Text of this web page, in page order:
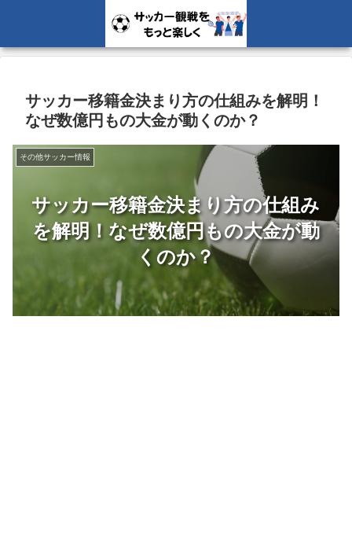
サッカー移籍金決まり方の仕組みを解明！
なぜ数億円もの大金が動くのか？
サッカー移籍金決まり方の仕組み
を解明！なぜ数億円もの大金が動
くのか？
その他サッカー情報